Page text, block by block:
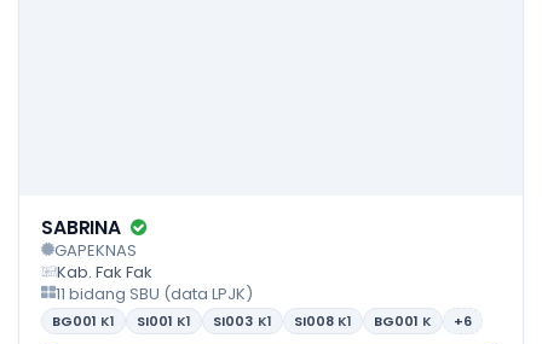
SABRINA
GAPEKNAS
Kab. Fak Fak
11 bidang SBU (data LPJK)
BG001 K1 SI001 K1 SI003 K1 SI008 K1 BG001 K +6